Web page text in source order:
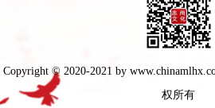
Copyright © 2020-2021 by
权所有